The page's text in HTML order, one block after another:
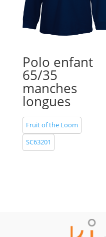
Polo enfant
65/35
manches
longues
Fruit of the Loom
SC63201